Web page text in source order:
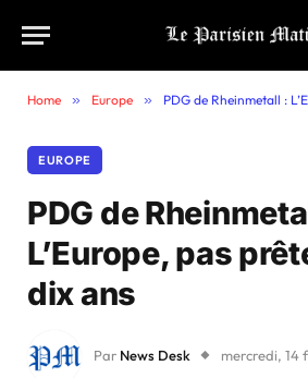
Home » Europe » PDG de Rheinmetall :
EUROPE
PDG de
L’Europe, pas
dix ans
Par News Desk mercredi, 14